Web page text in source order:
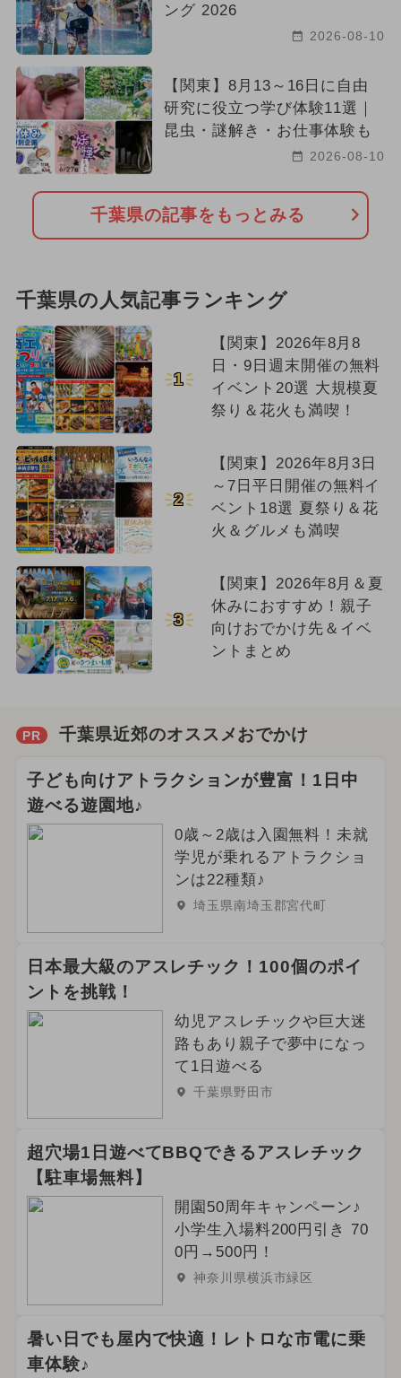
ング 2026
2026-08-10
【関東】8月13～16日に自由
研究に役立つ学び体験11選｜
昆虫・謎解き・お仕事体験も
2026-08-10
千葉県の記事をもっとみる
千葉県の人気記事ランキング
1
【関東】2026年8月8
日・9日週末開催の無料
イベント20選 大規模夏
祭り＆花火も満喫！
2
【関東】2026年8月3日
～7日平日開催の無料イ
ベント18選 夏祭り＆花
火＆グルメも満喫
3
【関東】2026年8月＆夏
休みにおすすめ！親子
向けおでかけ先＆イベ
ントまとめ
PR 千葉県近郊のオススメおでかけ
子ども向けアトラクションが豊富！1日中
遊べる遊園地♪
0歳～2歳は入園無料！未就
学児が乗れるアトラクショ
ンは22種類♪
埼玉県南埼玉郡宮代町
日本最大級のアスレチック！100個のポイ
ントを挑戦！
幼児アスレチックや巨大迷
路もあり親子で夢中になっ
て1日遊べる
千葉県野田市
超穴場1日遊べてBBQできるアスレチック
【駐車場無料】
開園50周年キャンペーン♪
小学生入場料200円引き 70
0円→500円！
神奈川県横浜市緑区
暑い日でも屋内で快適！レトロな市電に乗
車体験♪